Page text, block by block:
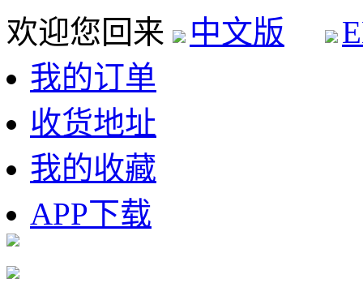
欢迎您回来 中文版
我的订单
收货地址
我的收藏
APP下载